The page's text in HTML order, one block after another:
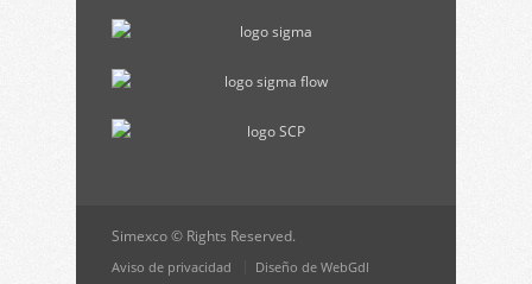
Simexco © Rights Reserved.
Aviso de privacidad Diseño de WebGdl